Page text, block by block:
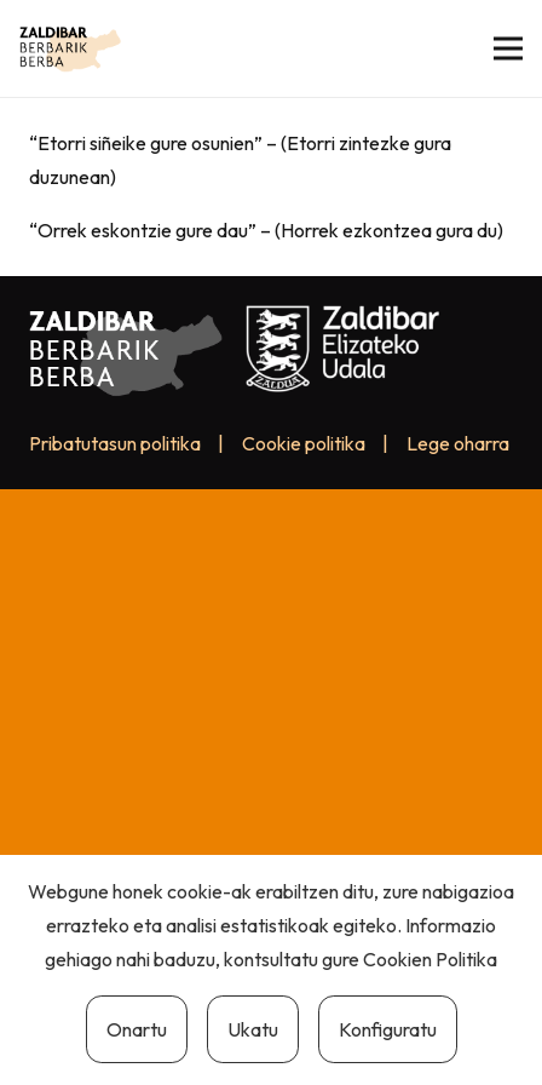
“Etorri siñeike gure osunien” – (Etorri zintezke gura
duzunean)
“Orrek eskontzie gure dau” – (Horrek ezkontzea gura du)
Pribatutasun politika Cookie politika Lege oharra
Webgune honek cookie-ak erabiltzen ditu, zure nabigazioa
errazteko eta analisi estatistikoak egiteko. Informazio
gehiago nahi baduzu, kontsultatu gureCookien Politika
Onartu Ukatu Konfiguratu